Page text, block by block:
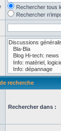
Rechercher tous
Rechercher
recherche
Rechercher dans :